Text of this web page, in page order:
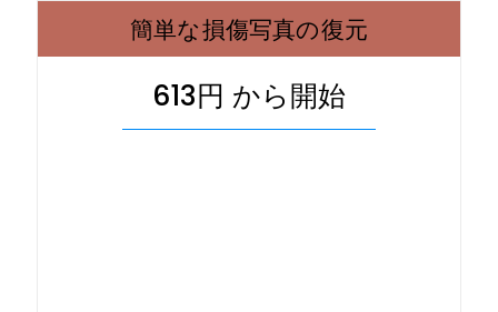
簡単な損傷写真の復元
613円 から開始